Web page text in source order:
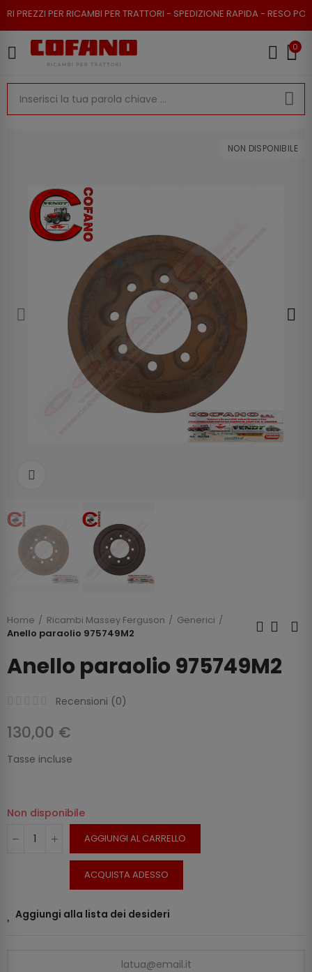
PER RICAMBI PER TRATTORI - SPEDIZIONE RAPIDA - RESO POSSIBILE
0
NON DISPONIBILE
Home Ricambi Massey Ferguson
Generici
Anello paraolio 975749M2
Anello paraolio 975749M2
Recensioni (0)
130,00 €
Tasse incluse
Non disponibile
AGGIUNGI AL CARRELLO
ACQUISTA ADESSO
Aggiungi alla lista dei desideri